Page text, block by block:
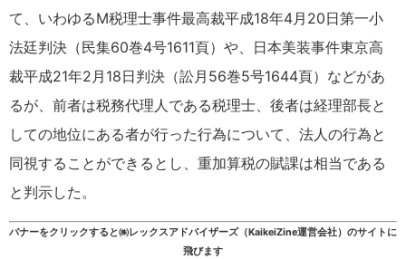
て、いわゆるM税理士事件最高裁平成18年4月20日第一小
法廷判決（民集60巻4号1611頁）や、日本美装事件東京高
裁平成21年2月18日判決（訟月56巻5号1644頁）などがあ
るが、前者は税務代理人である税理士、後者は経理部長と
しての地位にある者が行った行為について、法人の行為と
同視することができるとし、重加算税の賦課は相当である
と判示した。
バナーをクリックすると㈱レックスアドバイザーズ（KaikeiZine運営会社）のサイトに
飛びます